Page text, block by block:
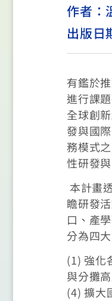
作者：
出版日
有鑑於
進行課
全球創
發與國
務模式
性研發
本計畫
瞻研發
口、產
分為四
(1) 強化
與分攤
(4) 擴大